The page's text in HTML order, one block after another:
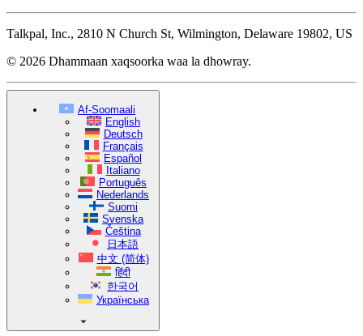
Talkpal, Inc., 2810 N Church St, Wilmington, Delaware 19802, US
© 2026 Dhammaan xaqsoorka waa la dhowray.
Af-Soomaali
English
Deutsch
Français
Español
Italiano
Português
Nederlands
Suomi
Svenska
Čeština
日本語
中文 (简体)
हिंदी
한국어
Українська